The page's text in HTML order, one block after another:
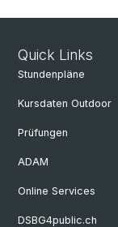
Quick Links
Stundenpläne
Kursdaten Outdoor
Prüfungen
ADAM
Online Services
DSBG4public.ch